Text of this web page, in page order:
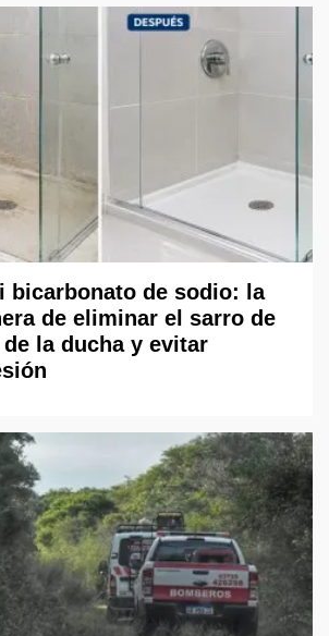
bicarbonato de sodio: la
de eliminar el sarro de
la ducha y evitar